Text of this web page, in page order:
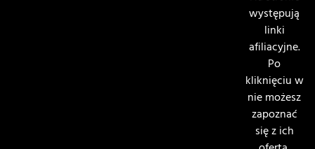
występują
linki
afiliacyjne.
Po
kliknięciu w
nie możesz
zapoznać
się z ich